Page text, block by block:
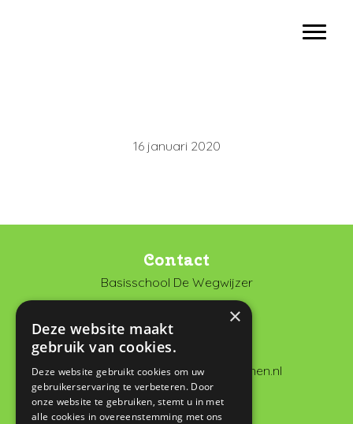
16 januari 2020
Contact
Basisschool De Wegwijzer
De Looch 13
4133 DK Vianen
0347 372673
administratie@dewegwijzervianen.nl
×
Deze website maakt
gebruik van cookies.
Deze website gebruikt cookies om uw
gebruikerservaring te verbeteren. Door
onze website te gebruiken, stemt u in met
alle cookies in overeenstemming met ons